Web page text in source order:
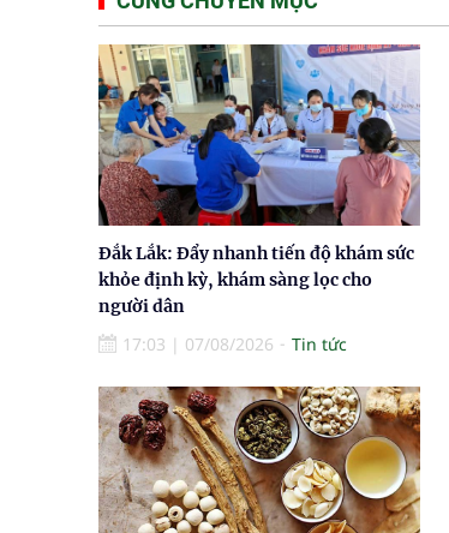
Đắk Lắk: Đẩy nhanh tiến độ khám sức
khỏe định kỳ, khám sàng lọc cho
người dân
17:03 | 07/08/2026 Tin tức